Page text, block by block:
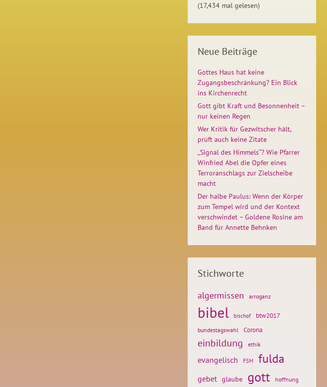
(17,434 mal gelesen)
Neue Beiträge
Gottes Haus hat keine
Zugangsbeschränkung? Ein Blick
ins Kirchenrecht
Gott gibt Kraft und Besonnenheit –
nur keinen Regen
Wer Kritik für Gezwitscher hält,
prüft auch keine Zitate
„Signal des Himmels“? Wie Pfarrer
Winfried Abel die Opfer eines
Terroranschlags zur Zielscheibe
macht
Der halbe Paulus: Wenn der Körper
zum Tempel wird und der Kontext
verschwindet – Goldene Rosine am
Band für Annette Behnken
Stichworte
algermissen arroganz
bibel bischof btw2017
bundestagswahl Corona
einbildung ethik
evangelisch FSM fulda
gebet glaube gott
hoffnung